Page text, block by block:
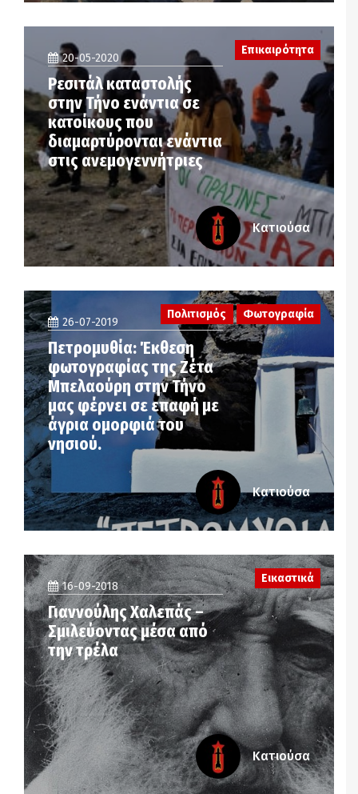
20-05-2020
Ρεσιτάλ καταστολής
στην Τήνο ενάντια σε
κατοίκους που
διαμαρτύρονται ενάντια
στις ανεμογεννήτριες
Επικαιρότητα
Κατιούσα
26-07-2019
Πετρομυθία: Έκθεση
φωτογραφίας της Ζέτα
Μπελαούρη στην Τήνο
μας φέρνει σε επαφή με
άγρια ομορφιά του
νησιού.
Πολιτισμός Φωτογραφία
Κατιούσα
16-09-2018
Γιαννούλης Χαλεπάς –
Σμιλεύοντας μέσα από
την τρέλα
Εικαστικά
Κατιούσα